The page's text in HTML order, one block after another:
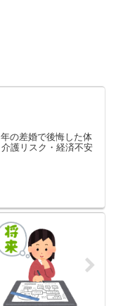
年の差婚で後悔した体
護リスク・経済不安